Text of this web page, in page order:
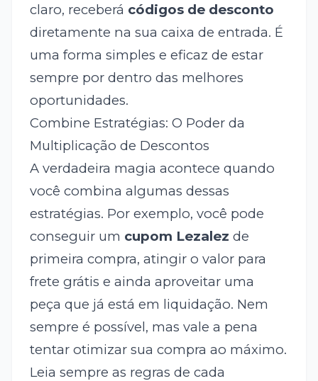
claro, receberá códigos de desconto
diretamente na sua caixa de entrada. É
uma forma simples e eficaz de estar
sempre por dentro das melhores
oportunidades.
Combine Estratégias: O Poder da
Multiplicação de Descontos
A verdadeira magia acontece quando
você combina algumas dessas
estratégias. Por exemplo, você pode
conseguir um cupom Lezalez de
primeira compra, atingir o valor para
frete grátis e ainda aproveitar uma
peça que já está em liquidação. Nem
sempre é possível, mas vale a pena
tentar otimizar sua compra ao máximo.
Leia sempre as regras de cada